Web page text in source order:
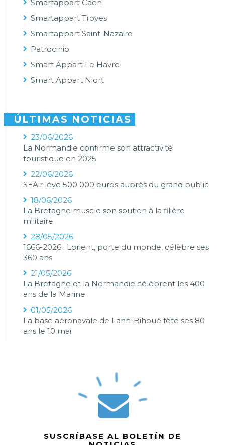
Smartappart Caen
Smartappart Troyes
Smartappart Saint-Nazaire
Patrocinio
Smart Appart Le Havre
Smart Appart Niort
ÚLTIMAS NOTICIAS
23/06/2026
La Normandie confirme son attractivité
touristique en 2025
22/06/2026
SEAir lève 500 000 euros auprès du grand public
18/06/2026
La Bretagne muscle son soutien à la filière
militaire
28/05/2026
1666-2026 : Lorient, porte du monde, célèbre ses
360 ans
21/05/2026
La Bretagne et la Normandie célèbrent les 400
ans de la Marine
01/05/2026
La base aéronavale de Lann-Bihoué fête ses 80
ans le 10 mai
SUSCRÍBASE AL BOLETÍN DE